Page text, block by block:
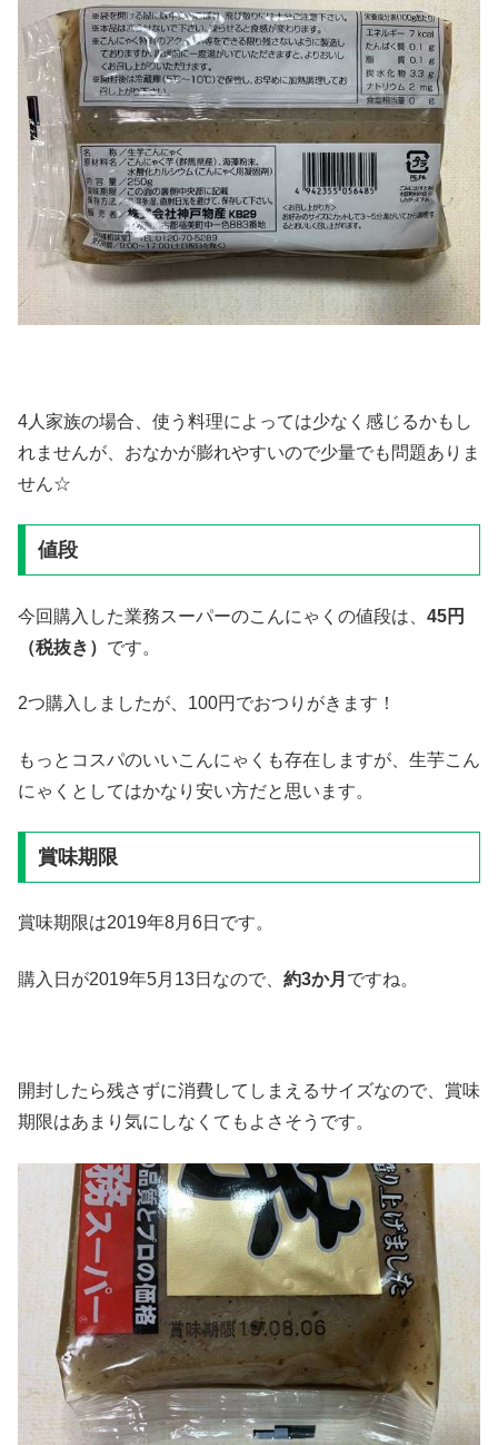
4人家族の場合、使う料理によっては少なく感じるかもし
れませんが、おなかが膨れやすいので少量でも問題ありま
せん☆
値段
今回購入した業務スーパーのこんにゃくの値段は、 45円
（税抜き） です。
2つ購入しましたが、100円でおつりがきます！
もっとコスパのいいこんにゃくも存在しますが、生芋こん
にゃくとしてはかなり安い方だと思います。
賞味期限
賞味期限は2019年8月6日です。
購入日が2019年5月13日なので、 約3か月 ですね。
開封したら残さずに消費してしまえるサイズなので、賞味
期限はあまり気にしなくてもよさそうです。